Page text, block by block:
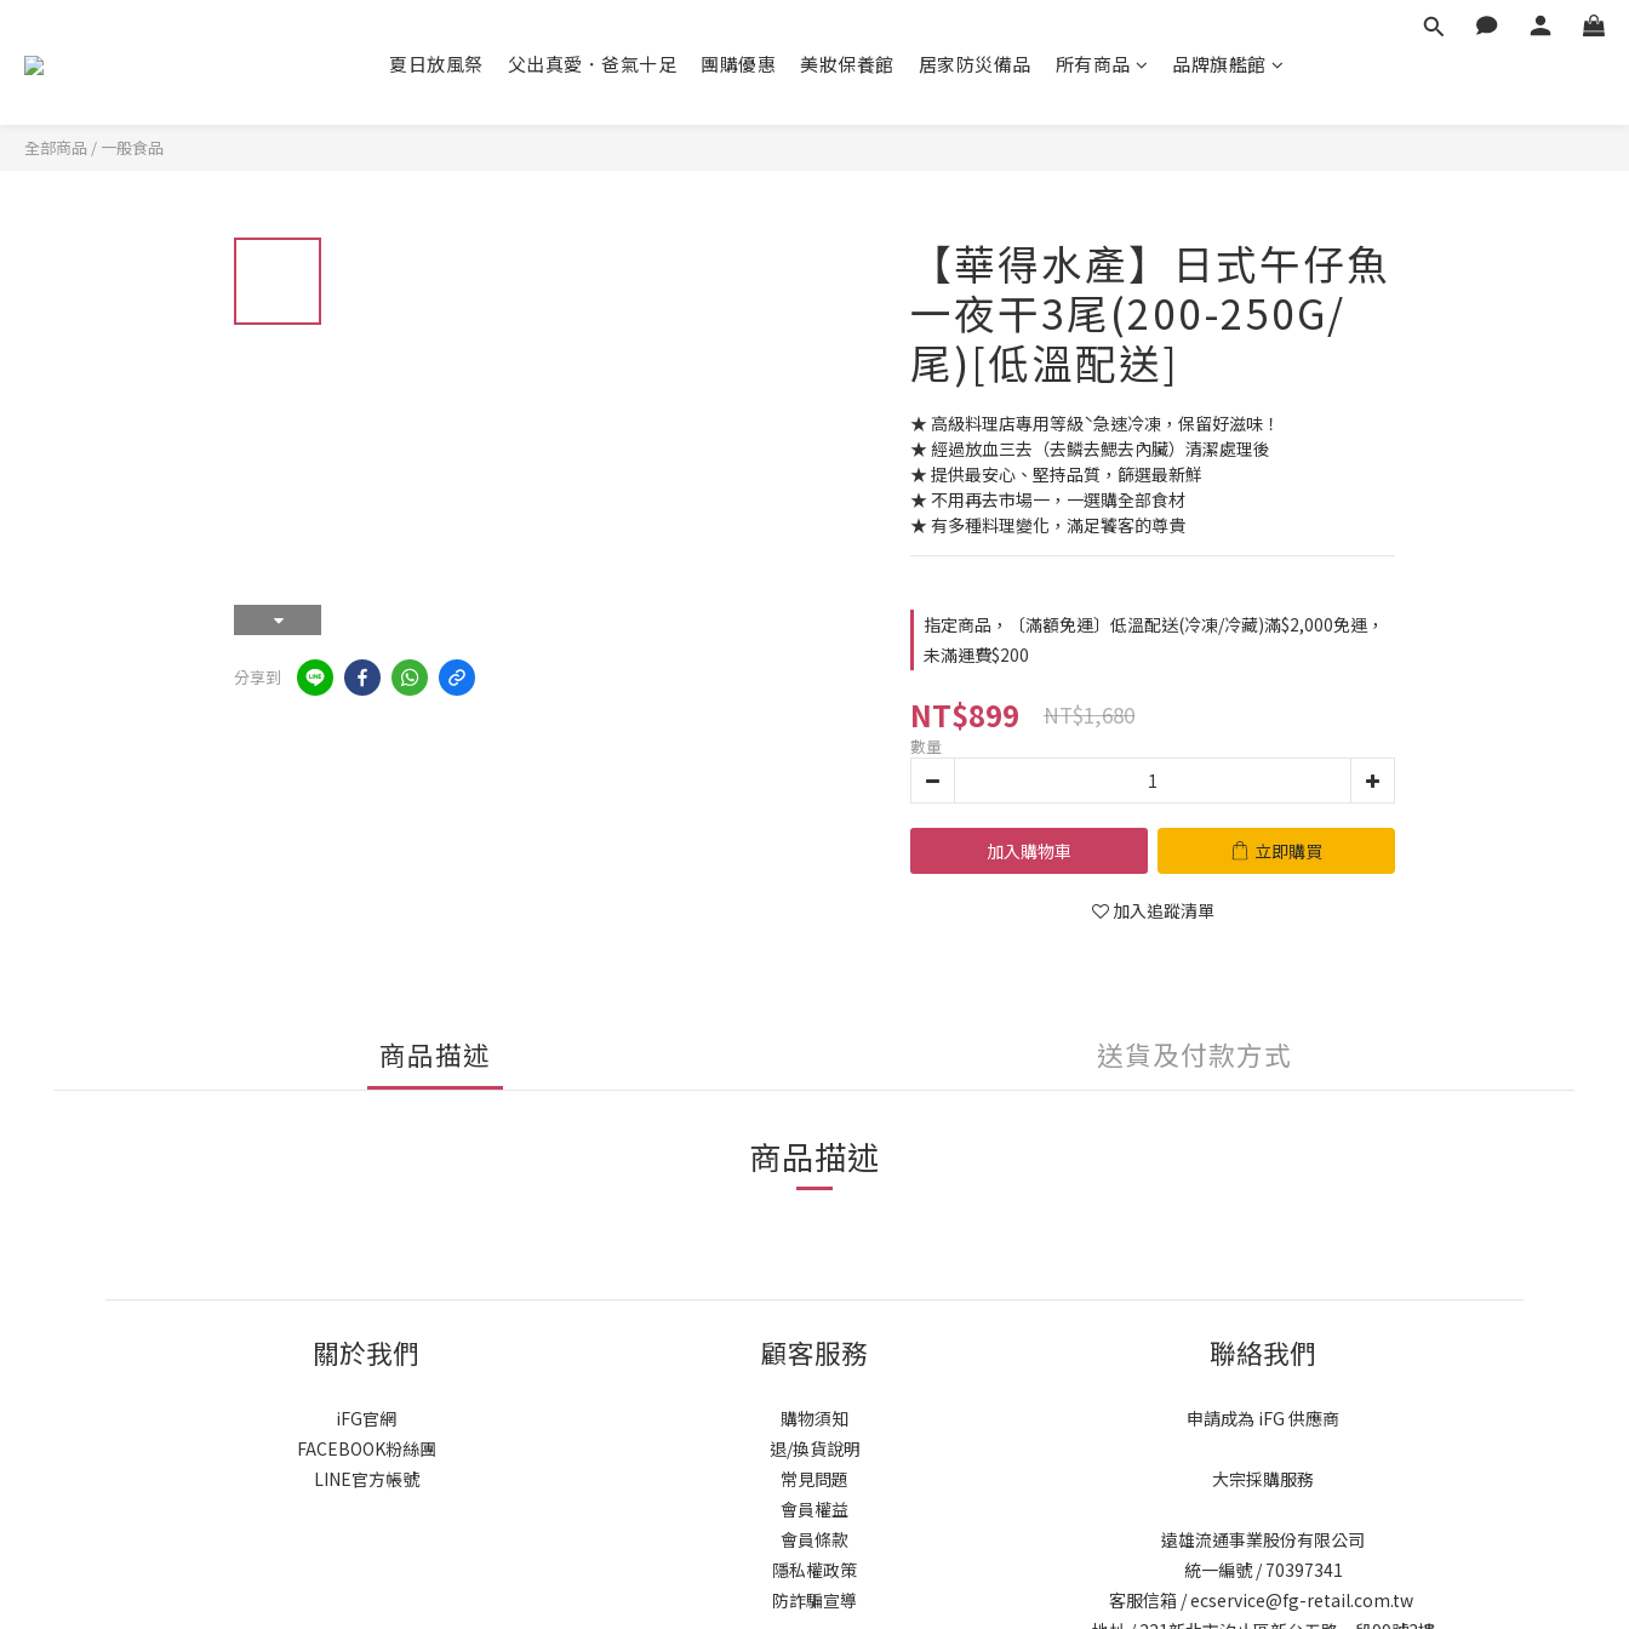
夏日放風祭 父出真愛．爸氣十足 團購優惠 美妝保養館 居家防災備品 所有商品 品牌旗艦館
全部商品 / 一般食品
分享到
【華得水產】日式午仔魚
一夜干3尾(200-250G/
尾)[低溫配送]
★ 高級料理店專用等級ˋ急速冷凍，保留好滋味！
★ 經過放血三去（去鱗去鰓去內臟）清潔處理後
★ 提供最安心、堅持品質，篩選最新鮮
★ 不用再去市場一，一選購全部食材
★ 有多種料理變化，滿足饕客的尊貴
指定商品，〔滿額免運〕低溫配送(冷凍/冷藏)滿$2,000免運，
未滿運費$200
NT$899 NT$1,680
數量
加入購物車 立即購買
加入追蹤清單
商品描述 送貨及付款方式
商品描述
關於我們
iFG官網
FACEBOOK粉絲團
LINE官方帳號
顧客服務
購物須知
退/換貨說明
常見問題
會員權益
會員條款
隱私權政策
防詐騙宣導
聯絡我們
申請成為 iFG 供應商
大宗採購服務
遠雄流通事業股份有限公司
統一編號 / 70397341
客服信箱 / ecservice@fg-retail.com.tw